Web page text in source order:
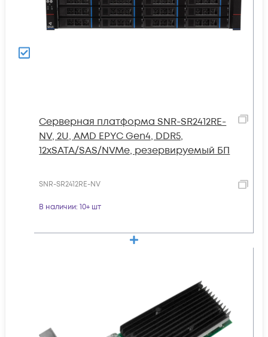
Серверная платформа SNR-SR2412RE-
NV, 2U, AMD EPYC Gen4, DDR5,
12xSATA/SAS/NVMe, резервируемый БП
SNR-SR2412RE-NV
В наличии: 10+ шт